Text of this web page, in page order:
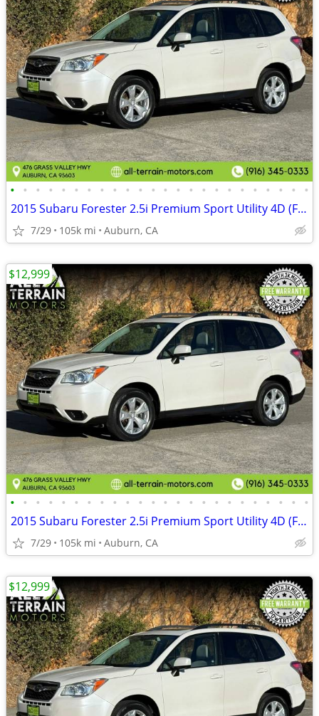
• • • • • • • • • • • • • • • • • • • • • • • •
2015 Subaru Forester 2.5i Premium Sport Utility 4D (FREE 3 MONTH WARRA
7/29 105k mi Auburn, CA
• • • • • • • • • • • • • • • • • • • • • • • •
2015 Subaru Forester 2.5i Premium Sport Utility 4D (FREE 3 MONTH WARRA
7/29 105k mi Auburn, CA
$12,999
$12,999